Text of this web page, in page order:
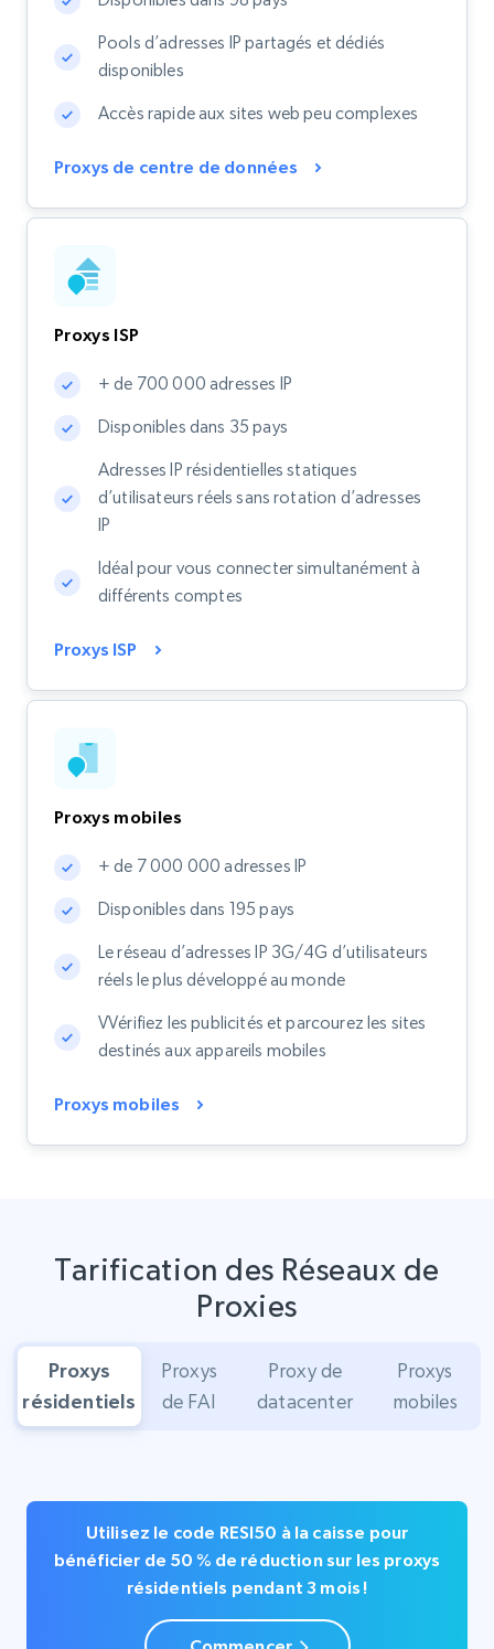
Pools d’adresses IP partagés et dédiés
disponibles
Accès rapide aux sites web peu complexes
Proxys de centre de données
Proxys ISP
+ de 700 000 adresses IP
Disponibles dans 35 pays
Adresses IP résidentielles statiques
d’utilisateurs réels sans rotation d’adresses
IP
Idéal pour vous connecter simultanément à
différents comptes
Proxys ISP
Proxys mobiles
+ de 7 000 000 adresses IP
Disponibles dans 195 pays
Le réseau d’adresses IP 3G/4G d’utilisateurs
réels le plus développé au monde
VVérifiez les publicités et parcourez les sites
destinés aux appareils mobiles
Proxys mobiles
Tarification des Réseaux de
Proxies
Proxys
résidentiels
Proxys
de FAI
Proxy de
datacenter
Proxys
mobiles
Utilisez le code RESI50 à la caisse pour
bénéficier de 50 % de réduction sur les proxys
résidentiels pendant 3 mois !